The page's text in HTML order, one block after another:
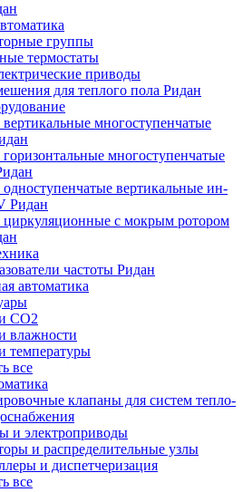
группы
термостаты
приводы
для теплого пола Ридан
многоступенчатые
многоступенчатые
вертикальные ин-
Ридан
с мокрым ротором
частоты Ридан
автоматика
CO2
влажности
температуры
все
клапаны для систем тепло-
и электроприводы
и распределительные узлы
и диспетчеризация
все